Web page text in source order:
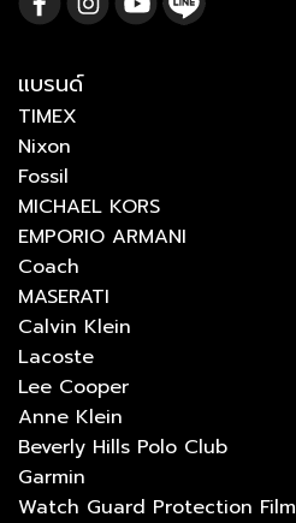
แบรนด์
TIMEX
Nixon
Fossil
MICHAEL KORS
EMPORIO ARMANI
Coach
MASERATI
Calvin Klein
Lacoste
Lee Cooper
Anne Klein
Beverly Hills Polo Club
Garmin
Watch Guard Protection Film